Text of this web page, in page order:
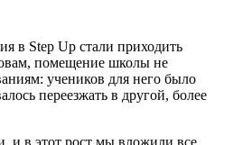
в Step Up стали приходить
помещение школы не
учеников для него было
переезжать в другой, более
и в этот рост мы вложили все